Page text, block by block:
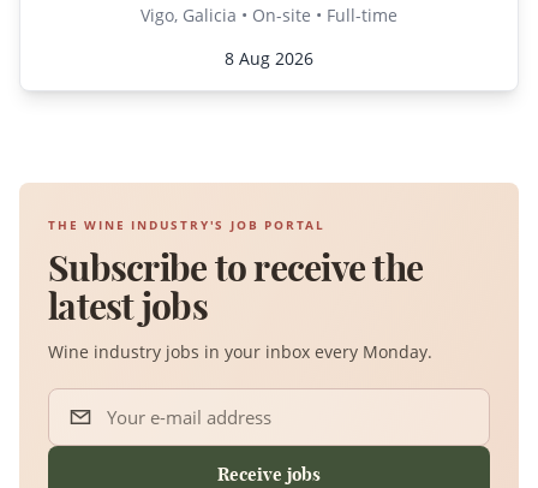
Vigo, Galicia • On-site • Full-time
8 Aug 2026
THE WINE INDUSTRY'S JOB PORTAL
Subscribe to receive the
latest jobs
Wine industry jobs in your inbox every Monday.
Your e-mail address
Receive jobs